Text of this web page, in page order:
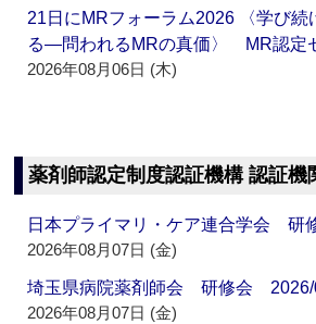
21日にMRフォーラム2026 〈学び続
る―問われるMRの真価〉 MR認定
2026年08月06日 (木)
薬剤師認定制度認証機構 認証機
日本プライマリ・ケア連合学会
2026年08月07日 (金)
埼玉県病院薬剤師会 研修会 2026/
2026年08月07日 (金)